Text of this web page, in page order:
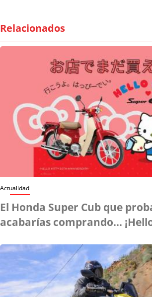
Relacionados
Actualidad
El Honda Super Cub que
acabarías comprando...